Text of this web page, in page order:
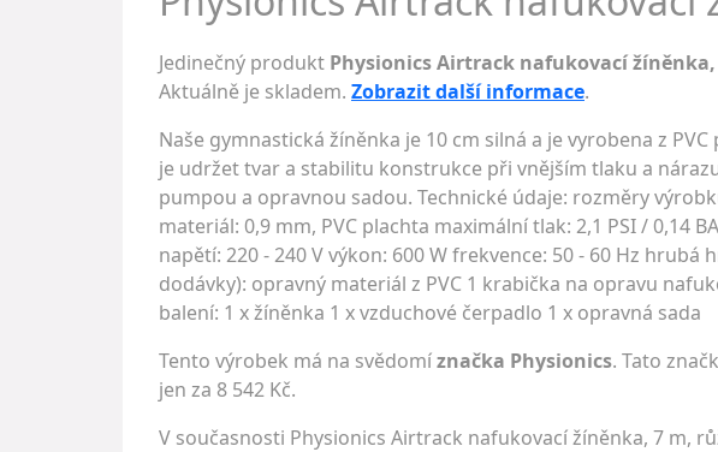
Jedinečný produkt Physionics Airtrack nafukovací
Aktuálně je skladem. Zobrazit další informace.
Naše gymnastická žíněnka je 10 cm silná a je vyrobena z
je udržet tvar a stabilitu konstrukce při vnějším tlaku a
pumpou a opravnou sadou. Technické údaje: rozměry
materiál: 0,9 mm, PVC plachta maximální tlak: 2,1 PSI / 0,14
napětí: 220 - 240 V výkon: 600 W frekvence: 50 - 60 Hz
dodávky): opravný materiál z PVC 1 krabička na opravu
balení: 1 x žíněnka 1 x vzduchové čerpadlo 1 x opravná sada
Tento výrobek má na svědomíznačka Physionics. Tato
jen za 8 542 Kč.
V současnosti Physionics Airtrack nafukovací žíněnka, 7 m,